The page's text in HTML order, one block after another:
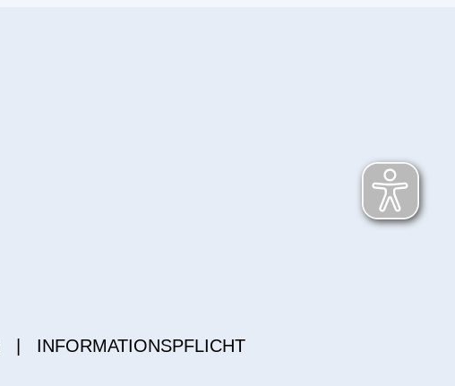
INFORMATIONSPFLICHT